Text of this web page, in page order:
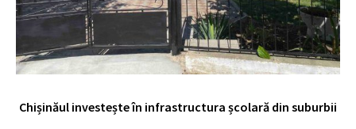
Chișinăul investește în infrastructura școlară din suburbii